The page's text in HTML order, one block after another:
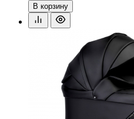
В корзину